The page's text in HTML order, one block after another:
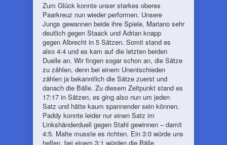
Zum Glück konnte unser starkes oberes
Paarkreuz nun wieder performen. Unsere
Jungs gewannen beide ihre Spiele, Mariano sehr
deutlich gegen Staack und Adrian knapp
gegen Albrecht in 5 Sätzen. Somit stand es
also 4:4 und es kam auf die letzten beiden
Duelle an. Wir fingen sogar schon an, die Sätze
zu zählen, denn bei einem Unentschieden
zählen ja bekanntlich die Sätze zuerst und
danach die Bälle. Zu diesem Zeitpunkt stand es
17:17 in Sätzen, es ging also nun um jeden
Satz und hätte kaum spannender sein können.
Paddy konnte leider nur einen Satz im
Linkshänderduell gegen Stahl gewinnen – damit
4:5. Malte musste es richten. Ein 3:0 würde uns
helfen, bei einem 3:1 würden die Bälle